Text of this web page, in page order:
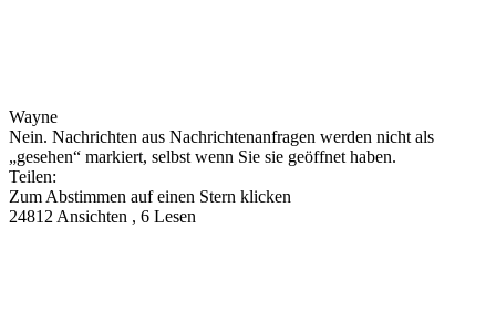
Wayne
Nein. Nachrichten aus Nachrichtenanfragen werden nicht als
„gesehen“ markiert, selbst wenn Sie sie geöffnet haben.
Teilen:
Zum Abstimmen auf einen Stern klicken
24812 Ansichten , 6 Lesen